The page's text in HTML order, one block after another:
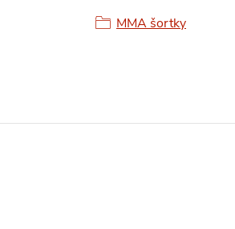
MMA šortky